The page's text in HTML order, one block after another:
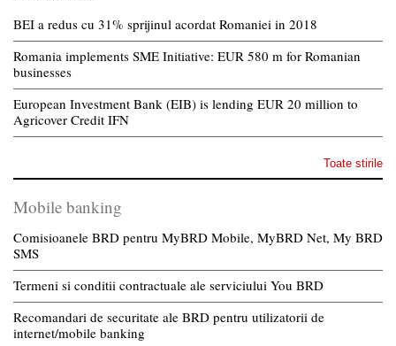
BEI a redus cu 31% sprijinul acordat Romaniei in 2018
Romania implements SME Initiative: EUR 580 m for Romanian
businesses
European Investment Bank (EIB) is lending EUR 20 million to
Agricover Credit IFN
Toate stirile
Mobile banking
Comisioanele BRD pentru MyBRD Mobile, MyBRD Net, My BRD
SMS
Termeni si conditii contractuale ale serviciului You BRD
Recomandari de securitate ale BRD pentru utilizatorii de
internet/mobile banking